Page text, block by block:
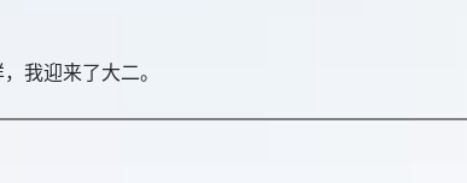
我迎来了大二。